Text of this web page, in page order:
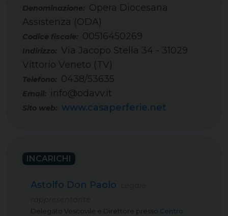
Opera Diocesana
Assistenza (ODA)
Codice fiscale: 00516450269
Telefono: 0438/53635
Email: info@odavv.it
Sito web: www.casaperferie.net
Indirizzo: Via Jacopo Stella 34 - 31029
Vittorio Veneto (TV)
INCARICHI
Astolfo Don Paolo
Delegato Vescovile e Direttore presso Centro